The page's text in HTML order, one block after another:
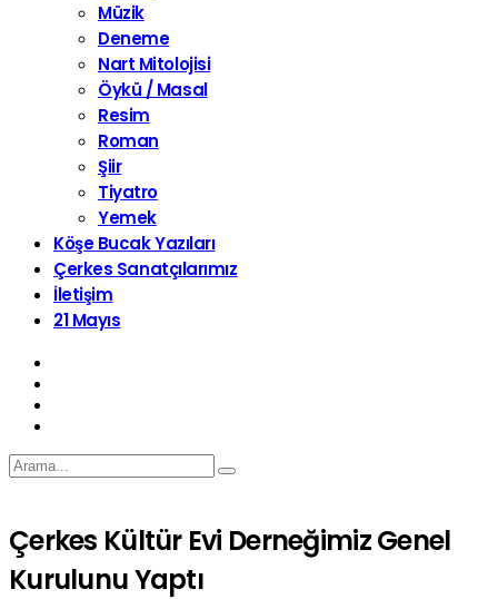
Müzik
Deneme
Nart Mitolojisi
Öykü / Masal
Resim
Roman
Şiir
Tiyatro
Yemek
Köşe Bucak Yazıları
Çerkes Sanatçılarımız
İletişim
21 Mayıs
Çerkes Kültür Evi Derneğimiz Genel
Kurulunu Yaptı